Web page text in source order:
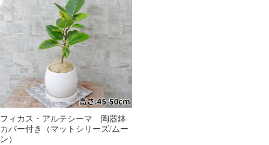
フィカス・アルテシーマ 陶器鉢
カバー付き（マットシリーズ/ムー
ン）